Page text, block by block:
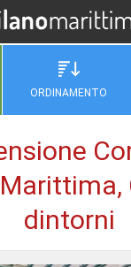
ORDINAMENTO
dintorni